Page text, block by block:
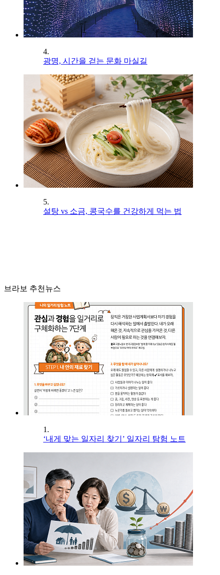
4.
광명, 시간을 걷는 문화 마실길
5.
설탕 vs 소금, 콩국수를 건강하게 먹는 법
브라보 추천뉴스
1.
‘내게 맞는 일자리 찾기’ 일자리 탐험 노트